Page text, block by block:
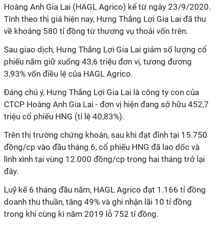
Hoàng Anh Gia Lai (HAGL Agrico) kể từ ngày 23/9/2020.
Tính theo thị giá hiện nay, Hưng Thắng Lợi Gia Lai đã thu
về khoảng 580 tỉ đồng từ thương vụ thoái vốn trên.
Sau giao dịch, Hưng Thắng Lợi Gia Lai giảm số lượng cổ
phiếu nắm giữ xuống 43,6 triệu đơn vị, tương đương
3,93% vốn điều lệ của HAGL Agrico.
Đáng chú ý, Hưng Thắng Lợi Gia Lai là công ty con của
CTCP Hoàng Anh Gia Lai - đơn vị hiện đang sở hữu 452,7
triệu cổ phiếu HNG (tỉ lệ 40,83%).
Trên thị trường chứng khoán, sau khi đạt đỉnh tại 15.750
đồng/cp vào đầu tháng 6, cổ phiếu HNG đã lao dốc và
lình xình tại vùng 12.000 đồng/cp trong hai tháng trở lại
đây.
Luỹ kế 6 tháng đầu năm, HAGL Agrico đạt 1.166 tỉ đồng
doanh thu thuần, tăng 49% và ghi nhận lãi 10 tỉ đồng
trong khi cùng kì năm 2019 lỗ 752 tỉ đồng.